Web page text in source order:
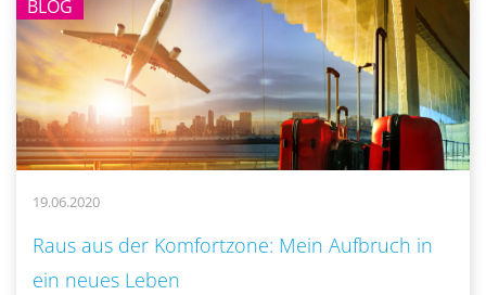
BLOG
19.06.2020
Raus aus der Komfortzone: Mein Aufbruch in
ein neues Leben